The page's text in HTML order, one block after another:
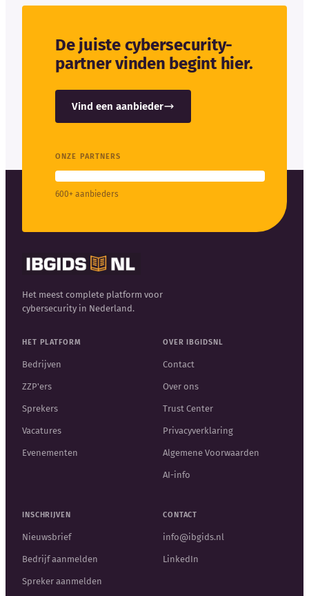
De juiste cybersecurity-
partner vinden begint hier.
Vind een aanbieder
ONZE PARTNERS
600+ aanbieders
Het meest complete platform voor
cybersecurity in Nederland.
HET PLATFORM
Bedrijven
ZZP'ers
Sprekers
Vacatures
Evenementen
OVER IBGIDSNL
Contact
Over ons
Trust Center
Privacyverklaring
Algemene Voorwaarden
AI-info
INSCHRIJVEN
Nieuwsbrief
Bedrijf aanmelden
Spreker aanmelden
CONTACT
info@ibgids.nl
LinkedIn